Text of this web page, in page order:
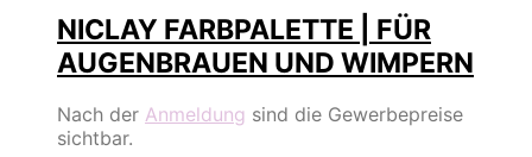
NICLAY FARBPALETTE | FÜR
AUGENBRAUEN UND WIMPERN
Nach der Anmeldung sind die Gewerbepreise
sichtbar.